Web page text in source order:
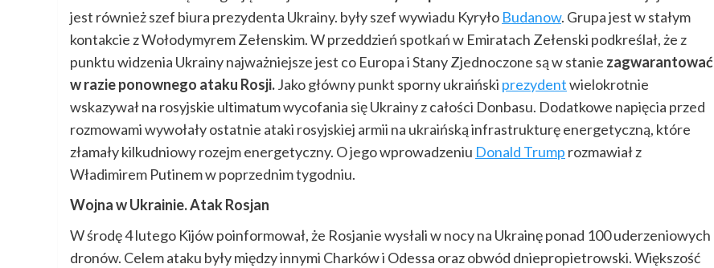
jest również szef biura prezydenta Ukrainy. były szef wywiadu Kyryło Budanow. Grupa jest w stałym
kontakcie z Wołodymyrem Zełenskim. W przeddzień spotkań w Emiratach Zełenski podkreślał, że z
punktu widzenia Ukrainy najważniejsze jest co Europa i Stany Zjednoczone są w stanie zagwarantować
w razie ponownego ataku Rosji.Jako główny punkt sporny ukraiński prezydentwielokrotnie
wskazywał na rosyjskie ultimatum wycofania się Ukrainy z całości Donbasu. Dodatkowe napięcia przed
rozmowami wywołały ostatnie ataki rosyjskiej armii na ukraińską infrastrukturę energetyczną, które
złamały kilkudniowy rozejm energetyczny. O jego wprowadzeniu Donald Trump rozmawiał z
Władimirem Putinem w poprzednim tygodniu.
Wojna w Ukrainie. Atak Rosjan
W środę 4 lutego Kijów poinformował, że Rosjanie wysłali w nocy na Ukrainę ponad 100 uderzeniowych
dronów. Celem ataku były między innymi Charków i Odessa oraz obwód dniepropietrowski. Większość